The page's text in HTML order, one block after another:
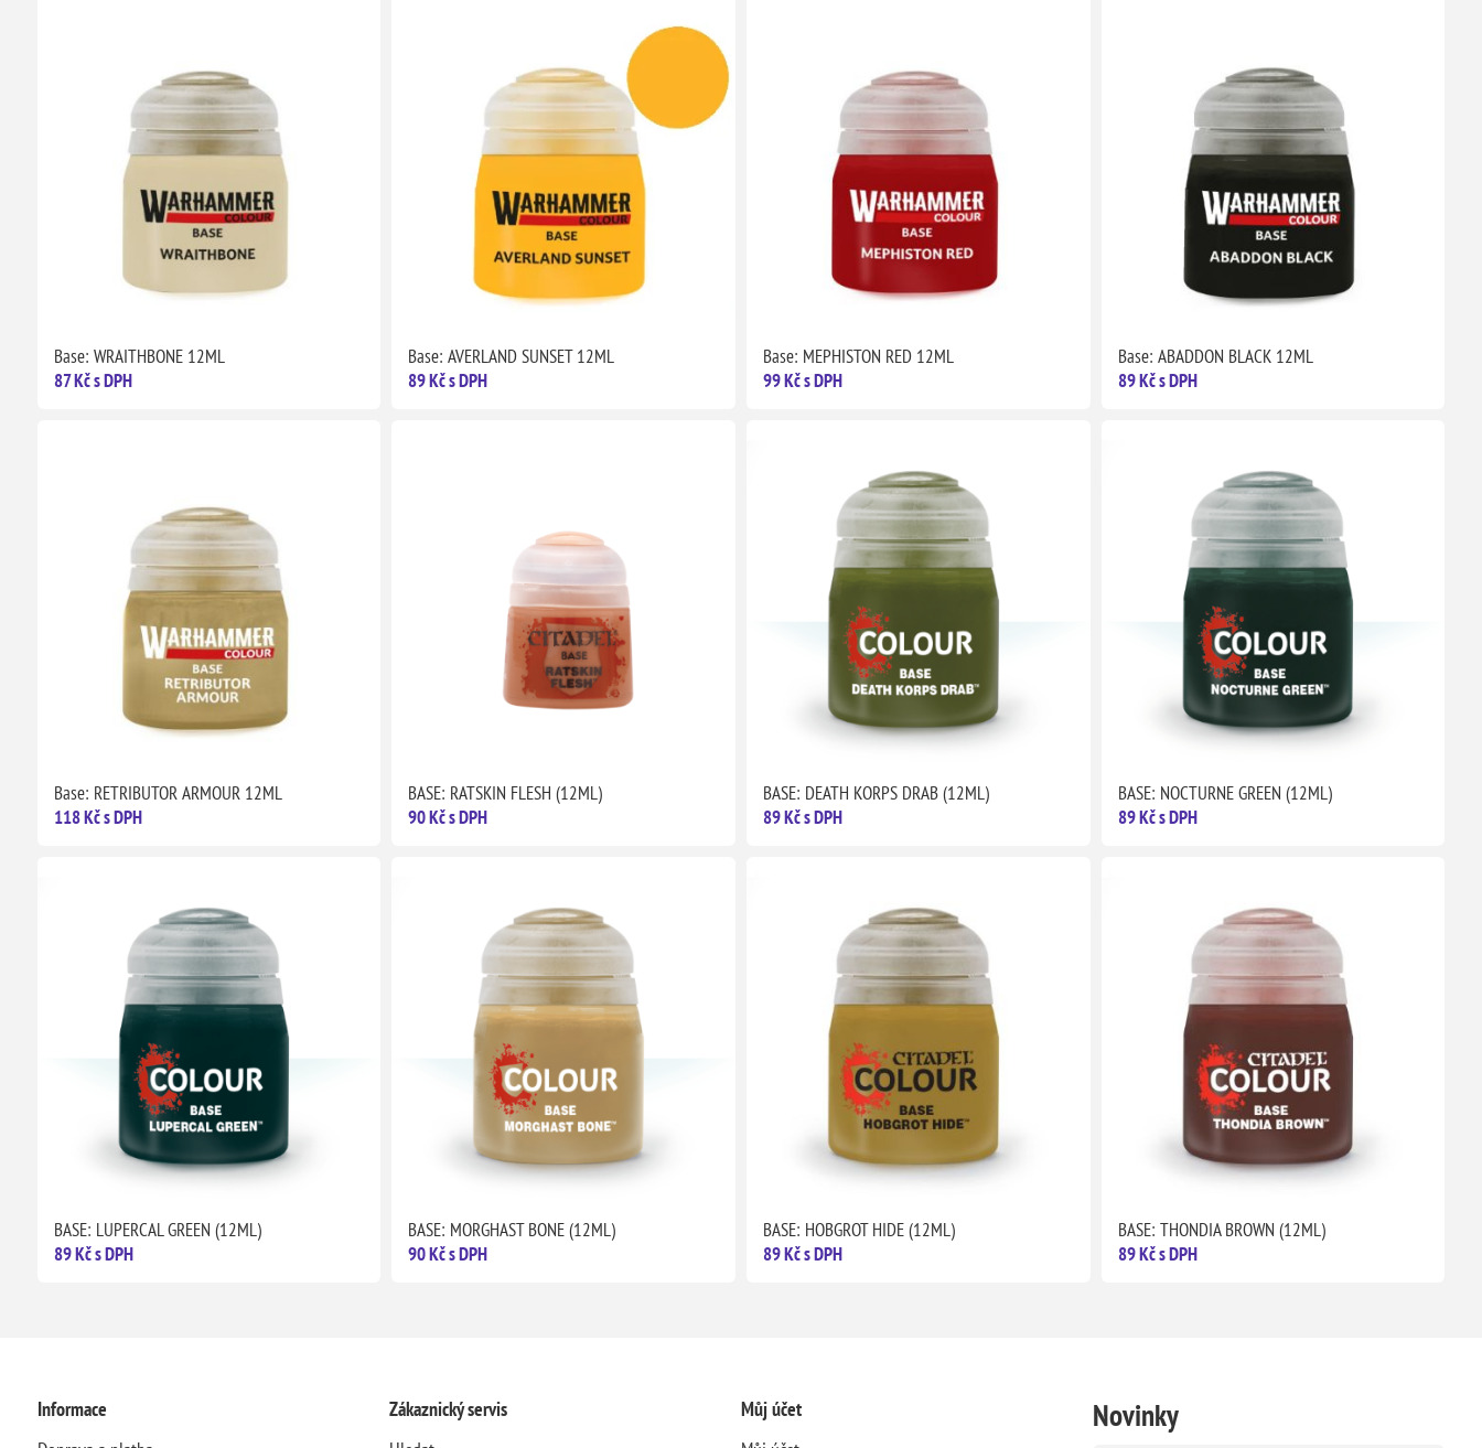
Base: WRAITHBONE 12ML
87 Kč s DPH
Base: AVERLAND SUNSET 12ML
89 Kč s DPH
Base: MEPHISTON RED 12ML
99 Kč s DPH
Base: ABADDON BLACK 12ML
89 Kč s DPH
Base: RETRIBUTOR ARMOUR 12ML
118 Kč s DPH
BASE: RATSKIN FLESH (12ML)
90 Kč s DPH
BASE: DEATH KORPS DRAB (12ML)
89 Kč s DPH
BASE: NOCTURNE GREEN (12ML)
89 Kč s DPH
BASE: LUPERCAL GREEN (12ML)
89 Kč s DPH
BASE: MORGHAST BONE (12ML)
90 Kč s DPH
BASE: HOBGROT HIDE (12ML)
89 Kč s DPH
BASE: THONDIA BROWN (12ML)
89 Kč s DPH
Informace
Zákaznický servis
Můj účet
Novinky